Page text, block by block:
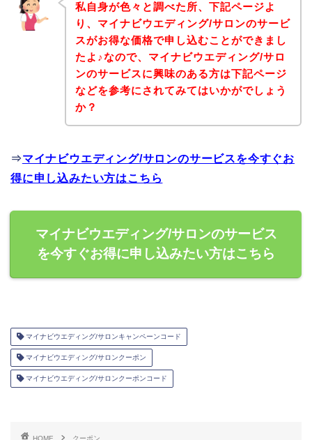
私自身が色々と調べた所、下記ページよ
り、マイナビウエディング/サロンのサービ
スがお得な価格で申し込むことができまし
たよ♪なので、マイナビウエディング/サロ
ンのサービスに興味のある方は下記ページ
などを参考にされてみてはいかがでしょう
か？
⇒マイナビウエディング/サロンのサービスを今すぐお
得に申し込みたい方はこちら
マイナビウエディング/サロンのサービス
を今すぐお得に申し込みたい方はこちら
マイナビウエディング/サロンキャンペーンコード
マイナビウエディング/サロンクーポン
マイナビウエディング/サロンクーポンコード
HOME クーポン